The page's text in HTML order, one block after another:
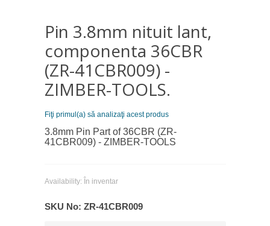
Pin 3.8mm nituit lant,
componenta 36CBR
(ZR-41CBR009) -
ZIMBER-TOOLS.
Fiţi primul(a) să analizaţi acest produs
3.8mm Pin Part of 36CBR (ZR-
41CBR009) - ZIMBER-TOOLS
Availability: În inventar
SKU No: ZR-41CBR009